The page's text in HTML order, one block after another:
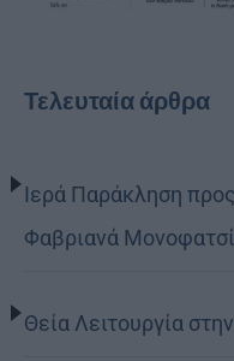
Τελευταία άρθρα
Ιερά Παράκληση
Φαβριανά
Θεία Λειτουργία